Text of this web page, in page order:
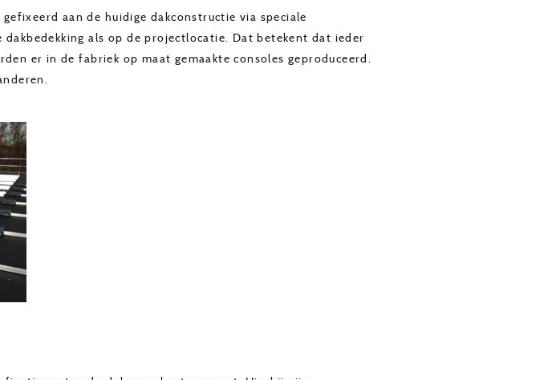
aan de huidige dakconstructie via speciale
als op de projectlocatie. Dat betekent dat ieder
er in de fabriek op maat gemaakte consoles geproduceerd.